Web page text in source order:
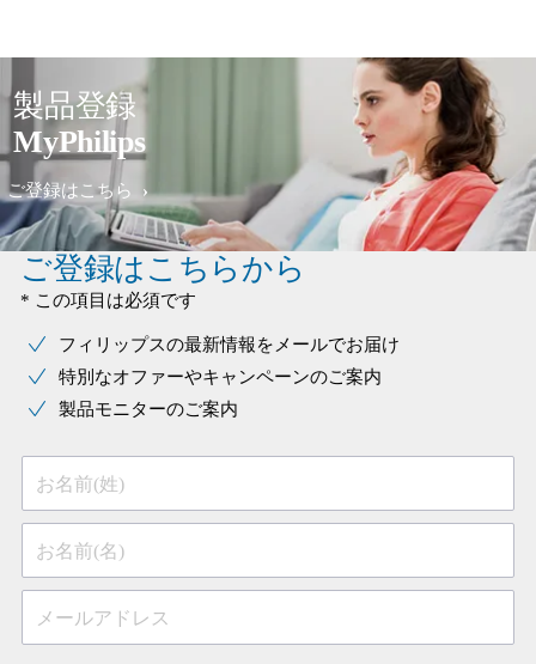
製品登録
MyPhilips
ご登録はこちら
ご登録はこちらから
* この項目は必須です
フィリップスの最新情報をメールでお届け
特別なオファーやキャンペーンのご案内
製品モニターのご案内
お名前(姓)
お名前(名)
メールアドレス